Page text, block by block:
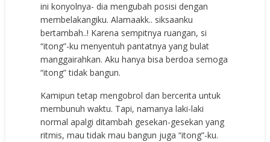
ini konyolnya- dia mengubah posisi dengan
membelakangiku. Alamaakk.. siksaanku
bertambah..! Karena sempitnya ruangan, si
“itong”-ku menyentuh pantatnya yang bulat
manggairahkan. Aku hanya bisa berdoa semoga
“itong” tidak bangun.
Kamipun tetap mengobrol dan bercerita untuk
membunuh waktu. Tapi, namanya laki-laki
normal apalgi ditambah gesekan-gesekan yang
ritmis, mau tidak mau bangun juga “itong”-ku.